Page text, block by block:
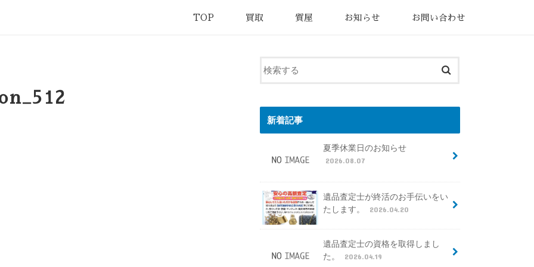
TOP 買取 質屋 お知らせ お問い合わせ
新着記事
夏季休業日のお知らせ
2026.08.07
遺品査定士が終活のお手伝いをい
たします。
2026.04.20
遺品査定士の資格を取得しまし
た。
2026.04.19